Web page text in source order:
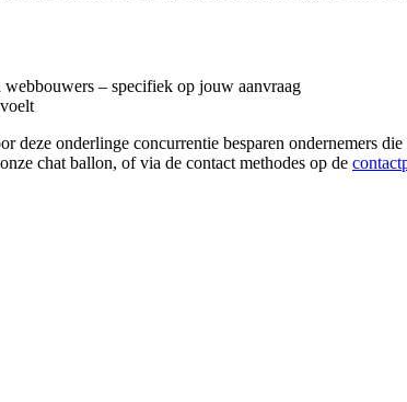
– specifiek op jouw aanvraag
onderlinge concurrentie besparen ondernemers
chat ballon, of via de contact methodes op de